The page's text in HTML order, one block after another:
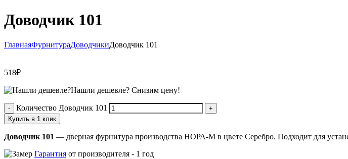
Доводчик 101
ГлавнаяФурнитураДоводчикиДоводчик 101
518₽
Нашли дешевле? Снизим цену!
Количество Доводчик 101
Купить в 1 клик
Доводчик 101 — дверная фурнитура производства НОРА-М в цвете Серебро. Подходит для
Гарантия от производителя - 1 год